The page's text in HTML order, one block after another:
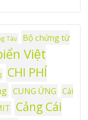
Tàu
Bộ chứng từ
Việt
CHI PHÍ
CUNG ỨNG Cái
Cảng Cái